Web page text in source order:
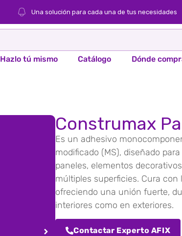
Una solución para cada una de tus necesidades
Hazlo tú mismo Catálogo Dónde
Construmax
Es un adhesivo
modificado (MS), diseñado
paneles, elementos
múltiples superficies. Cura
ofreciendo una unión fuerte,
interiores como en exteriores.
Contactar Experto AFIX